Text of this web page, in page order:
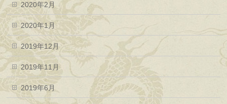
2020年2月
2020年1月
2019年12月
2019年11月
2019年6月